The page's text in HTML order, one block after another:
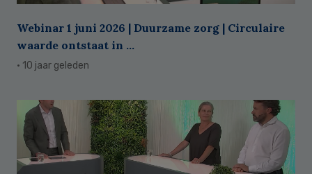
Webinar 1 juni 2026 | Duurzame zorg | Circulaire
waarde ontstaat in ...
· 10 jaar geleden